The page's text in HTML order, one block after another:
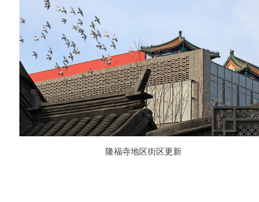
隆福寺地区街区更新